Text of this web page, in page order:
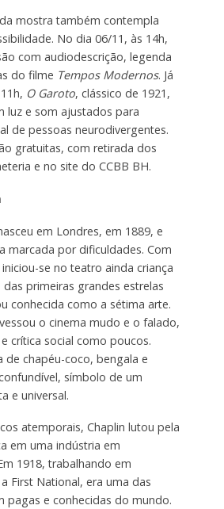
mostra também contempla
No dia 06/11, às 14h,
com audiodescrição, legenda
do filme Tempos Modernos. Já
O Garoto, clássico de 1921,
luz e som ajustados para
de pessoas neurodivergentes.
gratuitas, com retirada dos
e no site do CCBB BH.
em Londres, em 1889, e
marcada por dificuldades. Com
se no teatro ainda criança
primeiras grandes estrelas
conhecida como a sétima arte.
o cinema mudo e o falado,
crítica social como poucos.
de chapéu-coco, bengala e
símbolo de um
e universal.
atemporais, Chaplin lutou pela
em uma indústria em
1918, trabalhando em
First National, era uma das
pagas e conhecidas do mundo.